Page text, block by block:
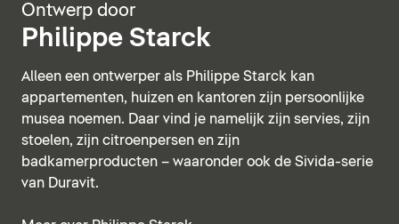
Ontwerp door
Philippe Starck
Alleen een ontwerper als Philippe Starck kan
appartementen, huizen en kantoren zijn persoonlijke
musea noemen. Daar vind je namelijk zijn servies, zijn
stoelen, zijn citroenpersen en zijn
badkamerproducten – waaronder ook de Sivida-serie
van Duravit.